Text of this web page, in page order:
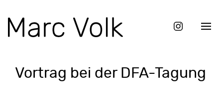
Vortrag bei der DFA-Tagung